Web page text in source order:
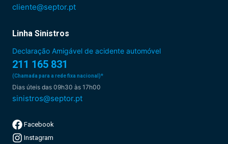
cliente@septor.pt
Linha Sinistros
Declaração Amigável de acidente automóvel
211 165 831
(Chamada para a rede fixa nacional)*
Dias úteis das 09h30 às 17h00
sinistros@septor.pt
Facebook
Instagram